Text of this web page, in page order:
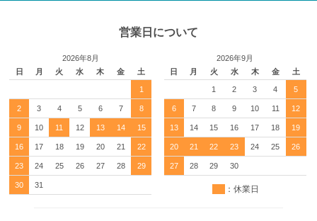
営業日について
2026年8月
日
月 火 水 木 金 土
1
2 3 4 5 6 7 8
9 10 11 12 13 14 15
16 17 18 19 20 21 22
23 24 25 26 27 28 29
30 31
2026年9月
日
月 火 水 木 金 土
1 2 3 4 5
6 7 8 9 10 11 12
13 14 15 16 17 18 19
20 21 22 23 24 25 26
27 28 29 30
：休業日